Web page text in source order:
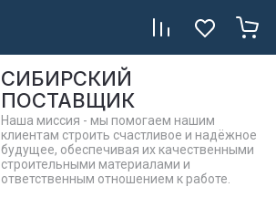
СИБИРСКИЙ
ПОСТАВЩИК
Наша миссия - мы помогаем нашим
клиентам строить счастливое и надёжное
будущее, обеспечивая их качественными
строительными материалами и
ответственным отношением к работе.